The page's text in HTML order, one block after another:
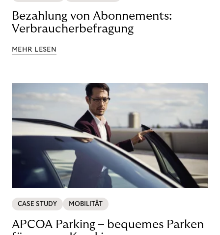
Bezahlung von Abonnements:
Verbraucherbefragung
MEHR LESEN
CASE STUDY MOBILITÄT
APCOA Parking – bequemes Parken